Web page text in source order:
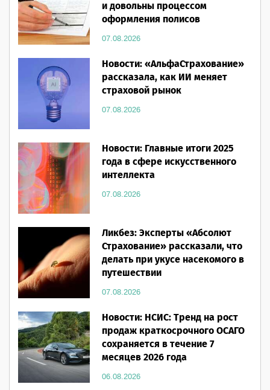
и довольны процессом
оформления полисов
07.08.2026
Новости: «АльфаСтрахование»
рассказала, как ИИ меняет
страховой рынок
07.08.2026
Новости: Главные итоги 2025
года в сфере искусственного
интеллекта
07.08.2026
Ликбез: Эксперты «Абсолют
Страхование» рассказали, что
делать при укусе насекомого в
путешествии
07.08.2026
Новости: НСИС: Тренд на рост
продаж краткосрочного ОСАГО
сохраняется в течение 7
месяцев 2026 года
06.08.2026